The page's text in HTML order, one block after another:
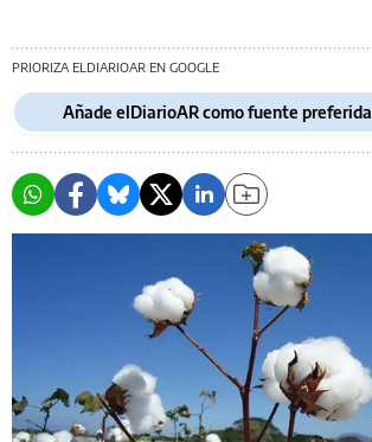
PRIORIZA ELDIARIOAR EN GOOGLE
Añade elDiarioAR como fuente preferida